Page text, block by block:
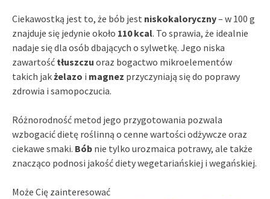
Ciekawostką jest to, że bób jest niskokaloryczny– w 100 g
znajduje się jedynie około 110 kcal. To sprawia, że idealnie
nadaje się dla osób dbających o sylwetkę. Jego niska
zawartość tłuszczu oraz bogactwo mikroelementów
takich jakżelazo i magnez przyczyniają się do poprawy
zdrowia i samopoczucia.
Różnorodność metod jego przygotowania pozwala
wzbogacić dietę roślinną o cenne wartości odżywcze oraz
ciekawe smaki. Bób nie tylko urozmaica potrawy, ale także
znacząco podnosi jakość diety wegetariańskiej i wegańskiej.
Może Cię zainteresować